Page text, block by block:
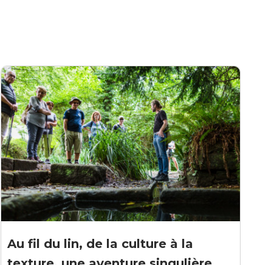
Au fil du lin, de la culture à la